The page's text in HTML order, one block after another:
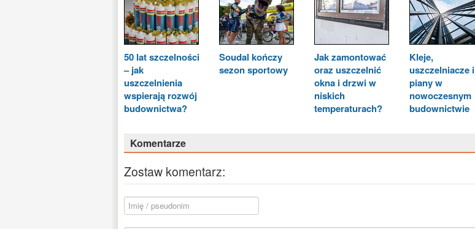
50 lat szczelności
– jak
uszczelnienia
wspierają rozwój
budownictwa?
Soudal kończy
sezon sportowy
Jak zamontować
oraz uszczelnić
okna i drzwi w
niskich
temperaturach?
Kleje,
uszczelniacze i
piany w
nowoczesnym
budownictwie
Komentarze
Zostaw komentarz: